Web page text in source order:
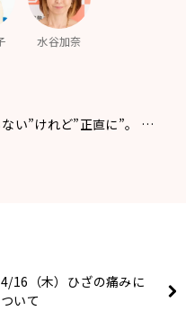
水谷加奈
い”けれど”正直に”。 …
4/16（木）ひざの痛みに
ついて